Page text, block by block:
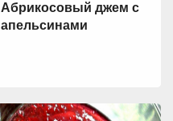
Абрикосовый джем с
апельсинами